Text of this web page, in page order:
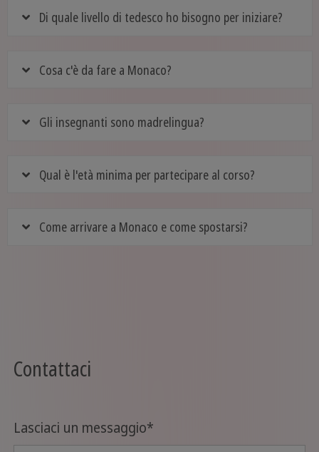
Di quale livello di tedesco ho bisogno per iniziare?
Cosa c'è da fare a Monaco?
Gli insegnanti sono madrelingua?
Qual è l'età minima per partecipare al corso?
Come arrivare a Monaco e come spostarsi?
Contattaci
Lasciaci un messaggio*